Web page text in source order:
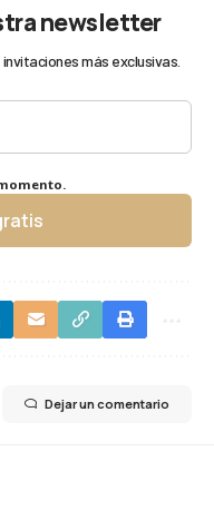
newsletter
más exclusivas.
Dejar un comentario